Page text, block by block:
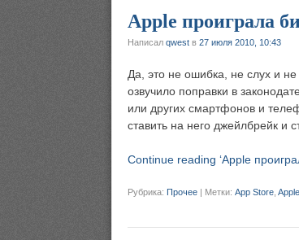
Apple проиграла
Написал qwest в 27 июля 2010, 10:43
Да, это не ошибка, не слух и
озвучило поправки в
или других смартфонов и
ставить на него джейлбрейк и
Continue reading ‘Apple
Рубрика: Прочее | Метки: App Store Apple